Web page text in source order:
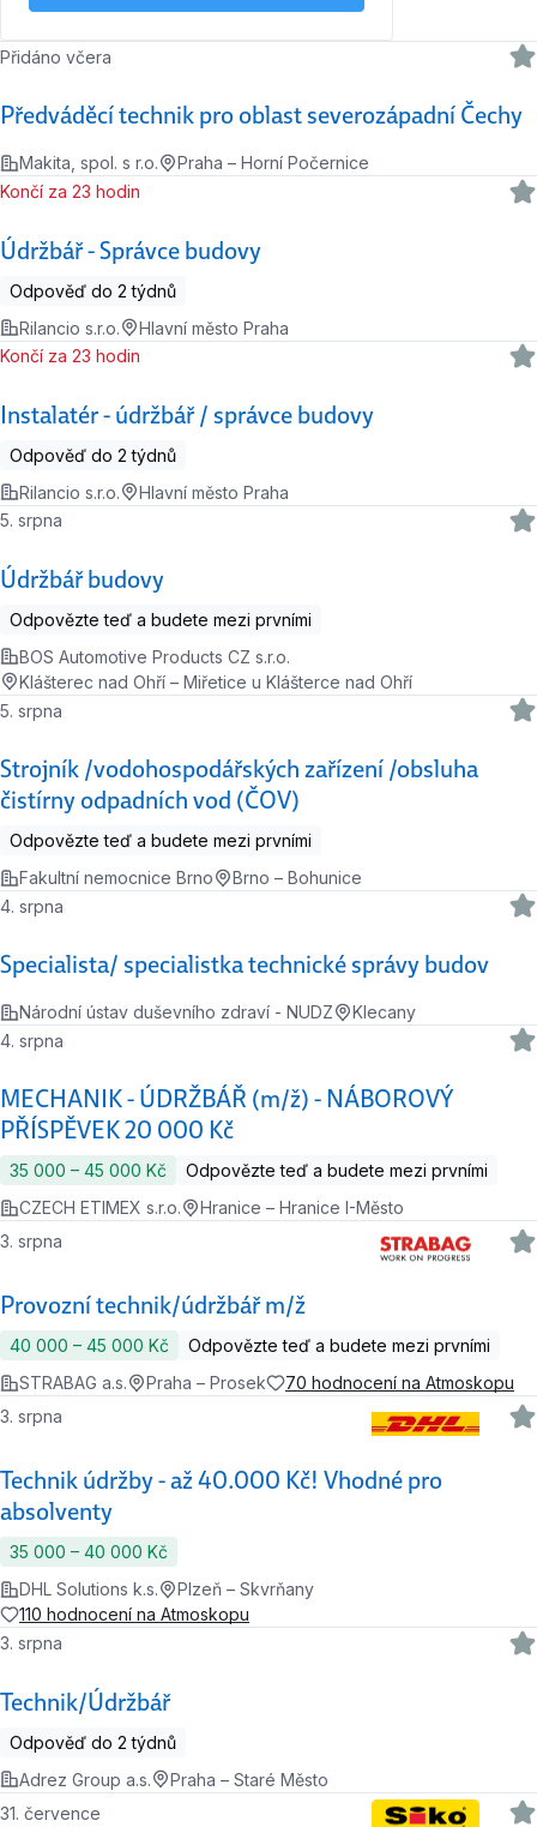
Předváděcí technik pro oblast severozápadní Čechy
Přidáno včera
Makita, spol. s r.o. Praha – Horní Počernice
Údržbář - Správce budovy
Končí za 23 hodin
Odpověď do 2 týdnů
Rilancio s.r.o.
Hlavní město Praha
Instalatér - údržbář / správce budovy
Končí za 23 hodin
Odpověď do 2 týdnů
Rilancio s.r.o.
Hlavní město Praha
Údržbář budovy
5. srpna
Odpovězte teď a budete mezi prvními
BOS Automotive Products CZ s.r.o.
Klášterec nad Ohří – Miřetice u Klášterce nad Ohří
Strojník /vodohospodářských zařízení /obsluha
čistírny odpadních vod (ČOV)
5. srpna
Odpovězte teď a budete mezi prvními
Fakultní nemocnice Brno
Brno – Bohunice
Specialista/ specialistka technické správy budov
4. srpna
Národní ústav duševního zdraví - NUDZ Klecany
MECHANIK - ÚDRŽBÁŘ (m/ž) - NÁBOROVÝ
PŘÍSPĚVEK 20 000 Kč
4. srpna
35 000 ‍–‍ 45 000 Kč
Odpovězte teď a budete mezi prvními
CZECH ETIMEX s.r.o.
Hranice – Hranice I-Město
Provozní technik/údržbář m/ž
3. srpna
40 000 ‍–‍ 45 000 Kč
Odpovězte teď a budete mezi prvními
STRABAG a.s.
Praha – Prosek 70 hodnocení na Atmoskopu
Technik údržby - až 40.000 Kč! Vhodné pro
absolventy
3. srpna
35 000 ‍–‍ 40 000 Kč
DHL Solutions k.s.
Plzeň – Skvrňany
110 hodnocení na Atmoskopu
Technik/Údržbář
3. srpna
Odpověď do 2 týdnů
Adrez Group a.s.
Praha – Staré Město
31. července